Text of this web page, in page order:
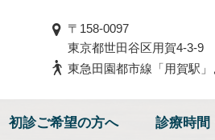
〒158-0097
東京都世田谷区用賀4-3-9
東急田園都市線「用賀駅
初診ご希望の方へ 診療時間